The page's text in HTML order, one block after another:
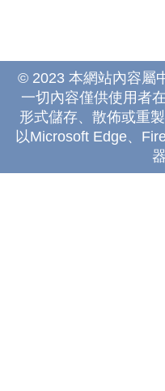
© 2023 本網站內容屬
一切內容僅供使用者
形式儲存、散佈或重
以Microsoft Edge、